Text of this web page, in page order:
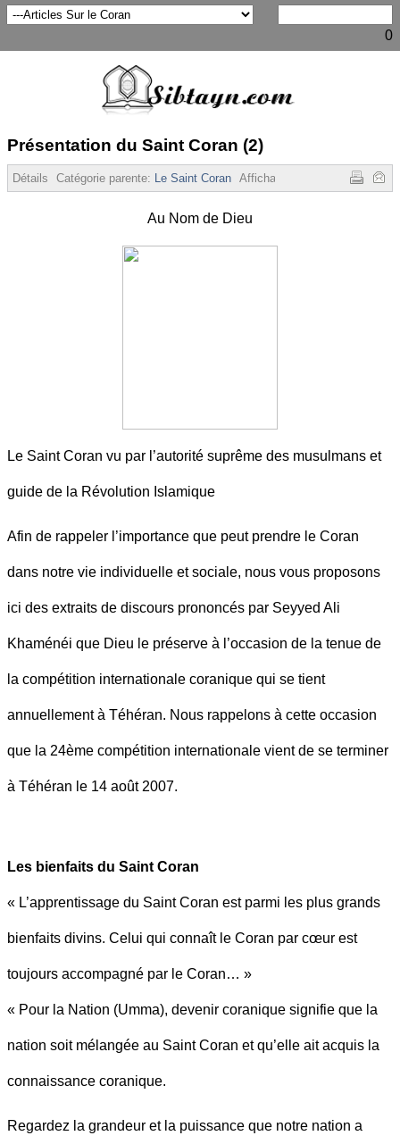
0
Présentation du Saint Coran (2)
Détails Catégorie parente: Le Saint Coran Affichages :
Au Nom de Dieu
Le Saint Coran vu par l’autorité suprême des musulmans et
guide de la Révolution Islamique
Afin de rappeler l’importance que peut prendre le Coran
dans notre vie individuelle et sociale, nous vous proposons
ici des extraits de discours prononcés par Seyyed Ali
Khaménéi que Dieu le préserve à l’occasion de la tenue de
la compétition internationale coranique qui se tient
annuellement à Téhéran. Nous rappelons à cette occasion
que la 24ème compétition internationale vient de se terminer
à Téhéran le 14 août 2007.
Les bienfaits du Saint Coran
« L’apprentissage du Saint Coran est parmi les plus grands
bienfaits divins. Celui qui connaît le Coran par cœur est
toujours accompagné par le Coran… »
« Pour la Nation (Umma), devenir coranique signifie que la
nation soit mélangée au Saint Coran et qu’elle ait acquis la
connaissance coranique.
Regardez la grandeur et la puissance que notre nation a